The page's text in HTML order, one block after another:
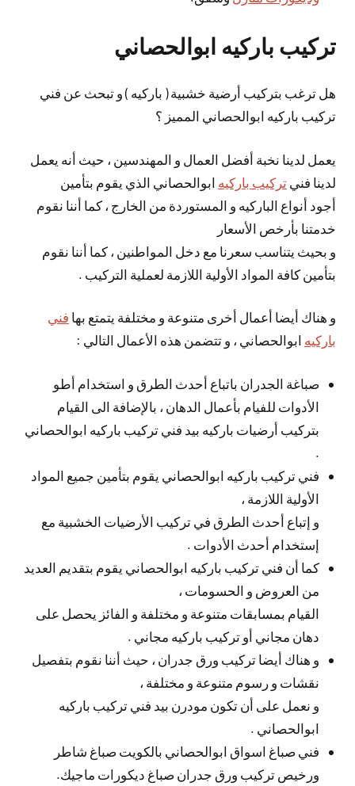
تركيب باركيه ابوالحصاني
هل ترغب بتركيب أرضية خشبية ( باركيه ) و تبحث عن فني
تركيب باركيه ابوالحصاني المميز ؟
يعمل لدينا نخبة أفضل العمال و المهندسين ، حيث أنه يعمل
لدينا فني تركيب باركيه ابوالحصاني الذي يقوم بتأمين
أجود أنواع الباركيه و المستوردة من الخارج ، كما أننا نقوم
خدمتنا بأرخص الأسعار
و بحيث يتناسب سعرنا مع دخل المواطنين ، كما أننا نقوم
بتأمين كافة المواد الأولية اللازمة لعملية التركيب .
و هناك أيضا أعمال أخرى متنوعة و مختلفة يتمتع بها فني
باركيه ابوالحصاني ، و تتضمن هذه الأعمال التالي :
صباغة الجدران باتباع أحدث الطرق و استخدام أطو
الأدوات للفيام بأعمال الدهان ، بالإضافة الى القيام
بتركيب أرضيات باركيه بيد فني تركيب باركيه ابوالحصاني
.
فني تركيب باركيه ابوالحصاني يقوم بتأمين جميع المواد
الأولية اللازمة ،
و إتباع أحدث الطرق في تركيب الأرضيات الخشبية مع
إستخدام أحدث الأدوات .
كما أن فني تركيب باركيه ابوالحصاني يقوم بتقديم العديد
من العروض و الحسومات ،
القيام بمسابقات متنوعة و مختلفة و الفائز يحصل على
دهان مجاني أو تركيب باركيه مجاني .
و هناك أيضا تركيب ورق جدران ، حيث أننا نقوم بتفصيل
نقشات و رسوم متنوعة و مختلفة ،
و نعمل على أن تكون مودرن بيد فني تركيب باركيه
ابوالحصاني .
فني صباغ اسواق ابوالحصاني بالكويت صباغ شاطر
ورخيص تركيب ورق جدران صباغ ديكورات ماجيك.